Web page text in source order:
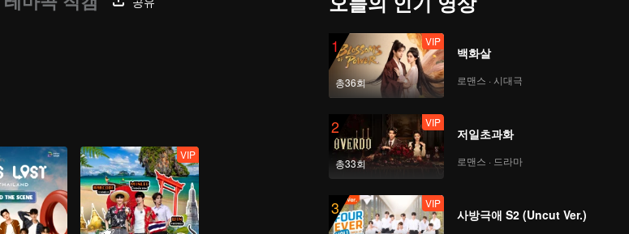
VIP
1
총36회
VIP
백화살
로맨스 · 시대극
2
총33회
VIP
저일초과화
로맨스 · 드라마
3 VIP
사방극애 S2 (Uncut Ver.)